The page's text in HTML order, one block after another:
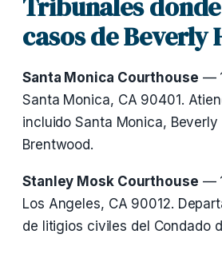
Tribunales
casos de Beverly
Santa Monica Courthouse —
Santa Monica, CA 90401.
incluido Santa Monica, Beverly
Brentwood.
Stanley Mosk Courthouse —
Los Angeles, CA 90012.
de litigios civiles del Condado